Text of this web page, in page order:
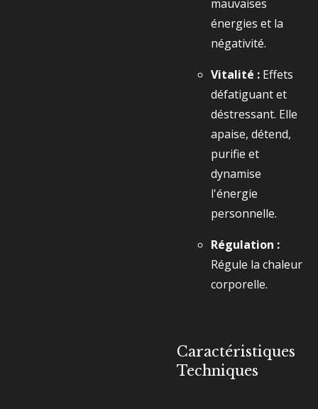
mauvaises
énergies et la
négativité.
Vitalité : Effets
défatiguant et
déstressant. Elle
apaise, détend,
purifie et
dynamise
l'énergie
personnelle.
Régulation :
Régule la chaleur
corporelle.
Caractéristiques
Techniques